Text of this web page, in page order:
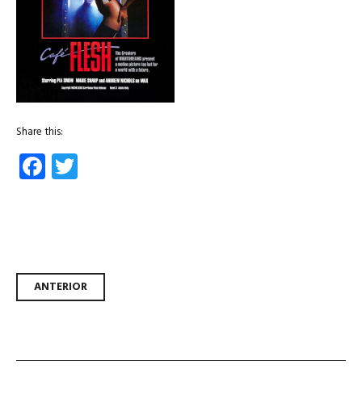
Share this:
Facebook
Navegador de artículos
ANTERIOR